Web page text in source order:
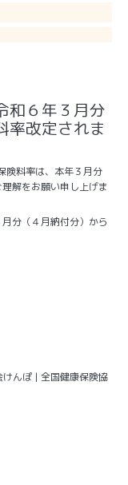
６年３月分
率改定されま
険料率は、本年３月分
解をお願い申し上げま
分（４月納付分）から
んぽ | 全国健康保険協